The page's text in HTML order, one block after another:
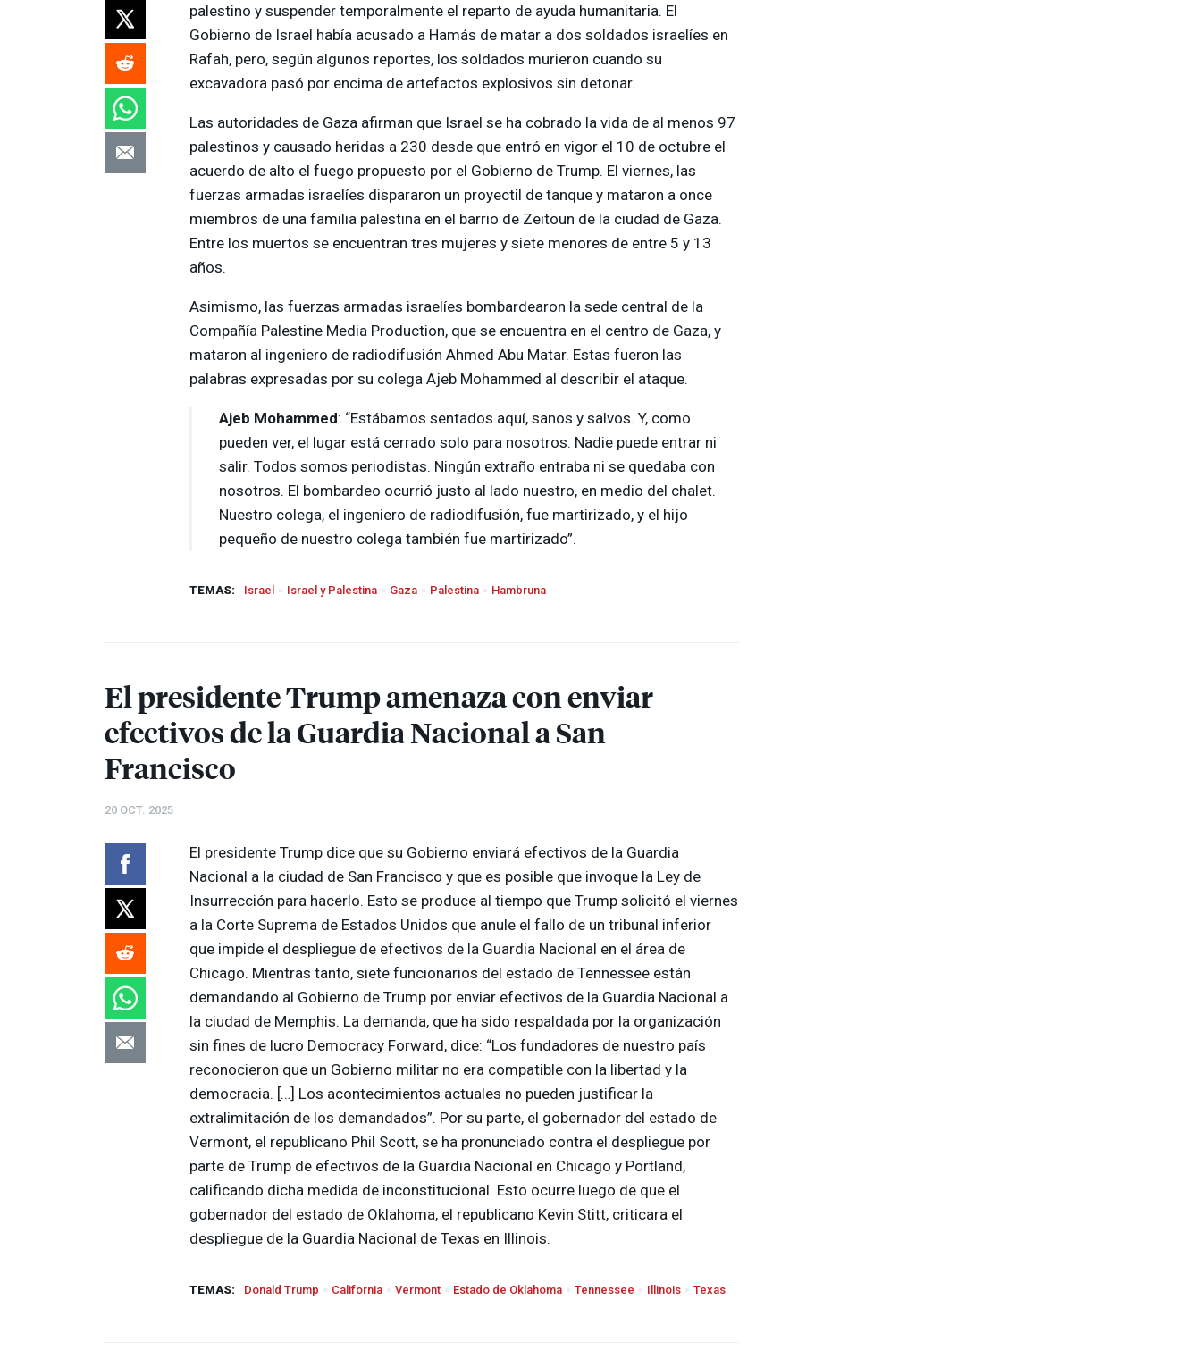
palestino y suspender temporalmente el reparto de ayuda humanitaria. El
Gobierno de Israel había acusado a Hamás de matar a dos soldados israelíes en
Rafah, pero, según algunos reportes, los soldados murieron cuando su
excavadora pasó por encima de artefactos explosivos sin detonar.
Las autoridades de Gaza afirman que Israel se ha cobrado la vida de al menos 97
palestinos y causado heridas a 230 desde que entró en vigor el 10 de octubre el
acuerdo de alto el fuego propuesto por el Gobierno de Trump. El viernes, las
fuerzas armadas israelíes dispararon un proyectil de tanque y mataron a once
miembros de una familia palestina en el barrio de Zeitoun de la ciudad de Gaza.
Entre los muertos se encuentran tres mujeres y siete menores de entre 5 y 13
años.
Asimismo, las fuerzas armadas israelíes bombardearon la sede central de la
Compañía Palestine Media Production, que se encuentra en el centro de Gaza, y
mataron al ingeniero de radiodifusión Ahmed Abu Matar. Estas fueron las
palabras expresadas por su colega Ajeb Mohammed al describir el ataque.
Ajeb Mohammed: “Estábamos sentados aquí, sanos y salvos. Y, como
pueden ver, el lugar está cerrado solo para nosotros. Nadie puede entrar ni
salir. Todos somos periodistas. Ningún extraño entraba ni se quedaba con
nosotros. El bombardeo ocurrió justo al lado nuestro, en medio del chalet.
Nuestro colega, el ingeniero de radiodifusión, fue martirizado, y el hijo
pequeño de nuestro colega también fue martirizado”.
TEMAS: Israel Israel y Palestina Gaza Palestina Hambruna
El presidente Trump amenaza con enviar
efectivos de la Guardia Nacional a San
Francisco
20 OCT. 2025
El presidente Trump dice que su Gobierno enviará efectivos de la Guardia
Nacional a la ciudad de San Francisco y que es posible que invoque la Ley de
Insurrección para hacerlo. Esto se produce al tiempo que Trump solicitó el viernes
a la Corte Suprema de Estados Unidos que anule el fallo de un tribunal inferior
que impide el despliegue de efectivos de la Guardia Nacional en el área de
Chicago. Mientras tanto, siete funcionarios del estado de Tennessee están
demandando al Gobierno de Trump por enviar efectivos de la Guardia Nacional a
la ciudad de Memphis. La demanda, que ha sido respaldada por la organización
sin fines de lucro Democracy Forward, dice: “Los fundadores de nuestro país
reconocieron que un Gobierno militar no era compatible con la libertad y la
democracia. […] Los acontecimientos actuales no pueden justificar la
extralimitación de los demandados”. Por su parte, el gobernador del estado de
Vermont, el republicano Phil Scott, se ha pronunciado contra el despliegue por
parte de Trump de efectivos de la Guardia Nacional en Chicago y Portland,
calificando dicha medida de inconstitucional. Esto ocurre luego de que el
gobernador del estado de Oklahoma, el republicano Kevin Stitt, criticara el
despliegue de la Guardia Nacional de Texas en Illinois.
TEMAS: Donald Trump California Vermont Estado de Oklahoma Tennessee Illinois Texas